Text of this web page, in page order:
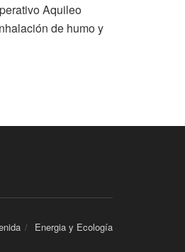
Aquileo
de humo y
Energia y Ecología